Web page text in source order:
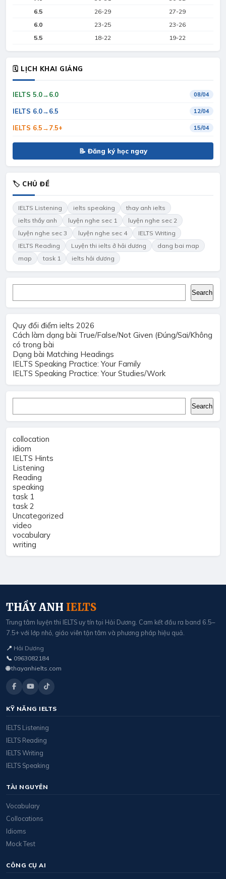
6.5
26-29
27-29
6.0
23-25
23-26
5.5
18-22 19-22
🗓 LỊCH KHAI GIẢNG
IELTS 5.0→6.0 08/04
IELTS 6.0→6.5 12/04
IELTS 6.5→7.5+ 15/04
📝 Đăng ký học ngay
🏷 CHỦ ĐỀ
IELTS Listening ielts speaking
thay anh ielts
ielts thầy anh
luyện nghe sec 1
luyện nghe sec 2
luyện nghe sec 3
luyện nghe sec 4
IELTS Writing
IELTS Reading
Luyện thi ielts ở hải dương
dang bai map
map
task 1 ielts hải dương
Search
Quy đổi điểm ielts 2026
Cách làm dạng bài True/False/Not Given (Đúng/Sai/Không
có trong bài
Dạng bài Matching Headings
IELTS Speaking Practice: Your Family
IELTS Speaking Practice: Your Studies/Work
Search
collocation
idiom
IELTS Hints
Listening
Reading
speaking
task 1
task 2
Uncategorized
video
vocabulary
writing
THẦY ANH IELTS
Trung tâm luyện thi IELTS uy tín tại Hải Dương. Cam kết đầu ra band 6.5–
7.5+ với lớp nhỏ, giáo viên tận tâm và phương pháp hiệu quả.
📍 Hải Dương
📞 0963082184
🌐 thayanhielts.com
KỸ NĂNG IELTS
IELTS Listening
IELTS Reading
IELTS Writing
IELTS Speaking
TÀI NGUYÊN
Vocabulary
Collocations
Idioms
Mock Test
CÔNG CỤ AI